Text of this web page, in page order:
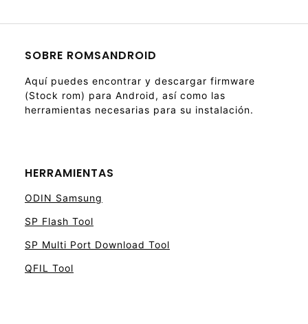
SOBRE ROMSANDROID
Aquí puedes encontrar y descargar firmware
(Stock rom) para Android, así como las
herramientas necesarias para su instalación.
HERRAMIENTAS
ODIN Samsung
SP Flash Tool
SP Multi Port Download Tool
QFIL Tool